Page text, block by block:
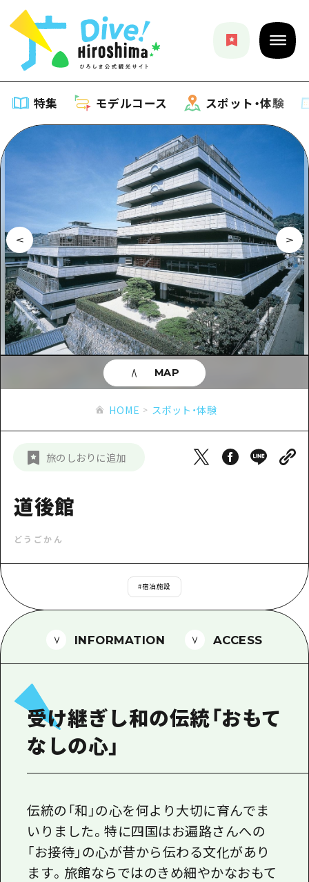
特集 モデルコース スポット・体験
特集
特集一覧
おすすめ
アート
イベント・祭り
グルメ・酒
サイクリング
ショッピング
スポーツ
ナイトライフ
モデルコース
モデルコース一覧
Dive! Hiroshima 公式ガイド
広島もしもトラベル
あたらしい非日常
広島市周辺
安芸
備北
芸北
日帰り
2泊3日
スポット・体験
スポット・体験一覧
広島市周辺
安芸
備後
備北
芸北
山口県東部
イベント
旬情報
お役立ち情報
お役立ち情報一覧
アクセス
HIROSHIMA FREE Wi-Fi
観光案内所
広島県を訪れる外国人旅行者向け情報一
ボランティアガイド
ガイドブック
広島県の魅力を動画でご紹介！
メディア掲載情報
フォトダウンロード
関連リンク
新着情報
事業者・学校関係者の皆さま
HOME スポット・体験
旅のしおりに追加
道後館
どうごかん
#宿泊施設
MAP
INFORMATION ACCESS
受け継ぎし和の伝統「おもて
なしの心」
伝統の「和」の心を何より大切に育んでま
いりました。特に四国はお遍路さんへの
「お接待」の心が昔から伝わる文化があり
ます。旅館ならではのきめ細やかなおもて